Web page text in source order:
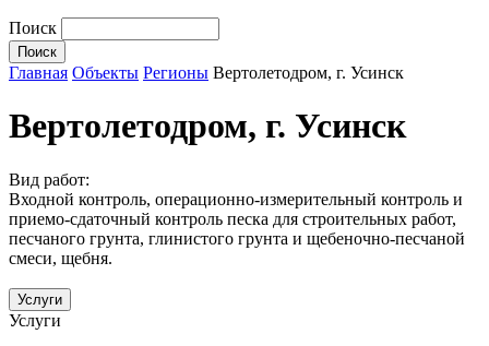
Поиск
Главная Объекты Регионы Вертолетодром, г. Усинск
Вертолетодром, г. Усинск
Вид работ:
Входной контроль, операционно-измерительный контроль и
приемо-сдаточный контроль песка для строительных работ,
песчаного грунта, глинистого грунта и щебеночно-песчаной
смеси, щебня.
Услуги
Услуги